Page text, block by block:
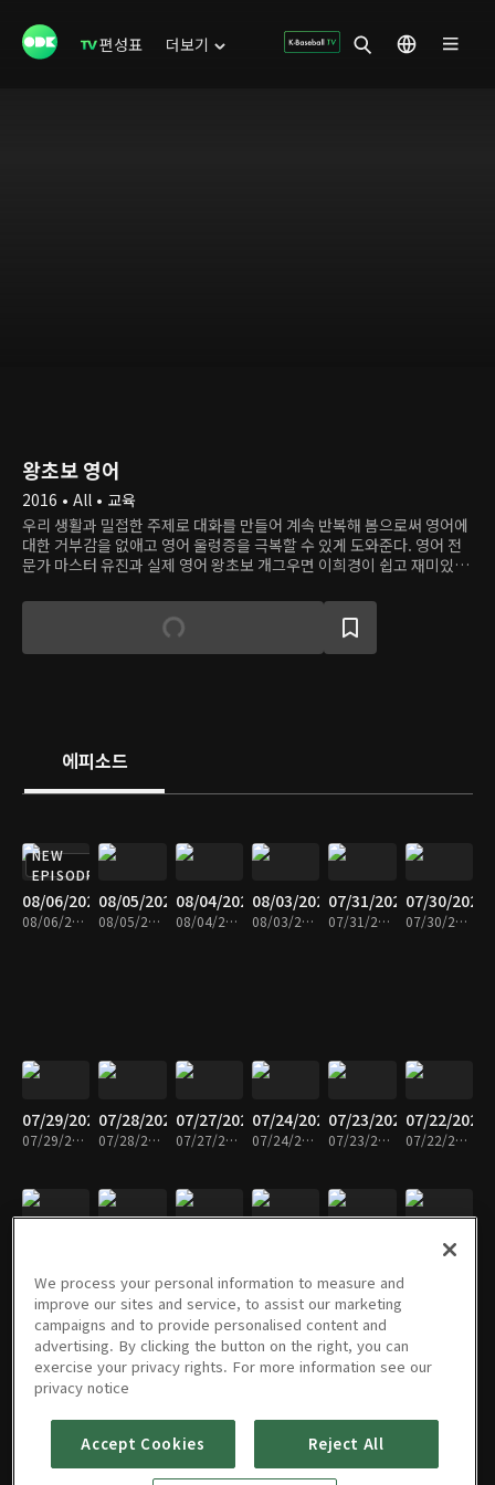
편성표 더보기
왕초보 영어
2016 • All • 교육
우리 생활과 밀접한 주제로 대화를 만들어 계속 반복해 봄으로써 영어에
대한 거부감을 없애고 영어 울렁증을 극복할 수 있게 도와준다. 영어 전
문가 마스터 유진과 실제 영어 왕초보 개그우면 이희경이 쉽고 재미있게
에피소드
NEW
EPISODE
08/06/2026
08/06/2026 • 30분
08/05/2026
08/05/2026 • 29분
08/04/2026
08/04/2026 • 30분
08/03/2026
08/03/2026 • 30분
07/31/2026
07/31/2026 • 30분
07/30/2026
07/30/2026 • 30분
07/29/2026
07/29/2026 • 30분
07/28/2026
07/28/2026 • 30분
07/27/2026
07/27/2026 • 30분
07/24/2026
07/24/2026 • 29분
07/23/2026
07/23/2026 • 30분
07/22/2026
07/22/2026 • 29분
07/14/2026
07/13/2026
07/13/2026 • 30분
07/10/202607/09/202607/08/202607/07/202607/06/2026
We process your personal information to measure and
improve our sites and service, to assist our marketing
campaigns and to provide personalised content and
advertising. By clicking the button on the right, you can
exercise your privacy rights. For more information see our
privacy notice
Accept Cookies Reject All